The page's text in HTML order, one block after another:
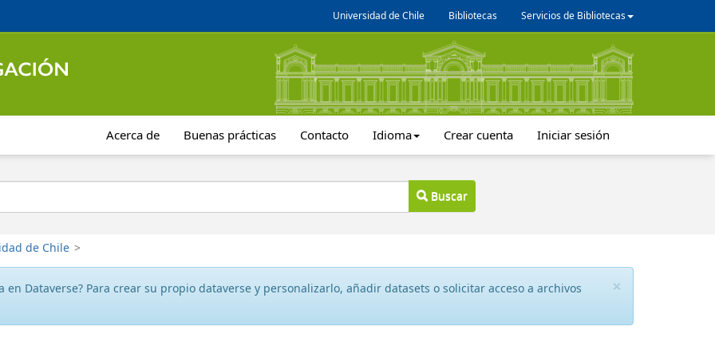
Universidad de Chile Bibliotecas Servicios de Bibliotecas
Acerca de Buenas prácticas Contacto Idioma Crear cuenta Iniciar sesión
Buscar
de Chile >
×
en Dataverse? Para crear su propio dataverse y personalizarlo, añadir datasets o solicitar acceso a archivos